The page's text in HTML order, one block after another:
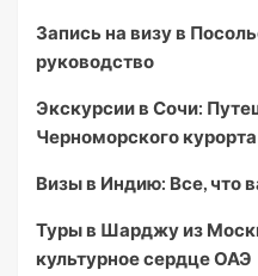
Запись на визу в
руководство
Экскурсии в Сочи:
Черноморского курорта
Визы в Индию: Все, что
Туры в Шарджу из
культурное сердце ОАЭ